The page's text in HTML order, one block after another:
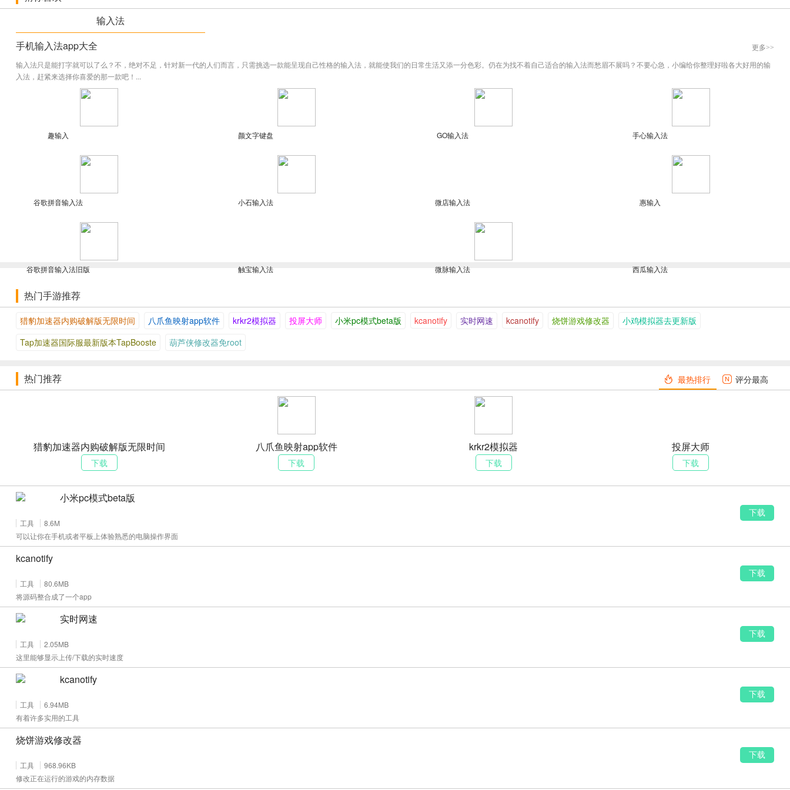
输入法
手机输入法app大全
更多>>
输入法只是能打字就可以了么？不，绝对不足，针对新一代的人们而言，只需挑选一款能呈现自己性格的输入法，就能使我们的日常生活又添一分色彩。仍在为找不着自己适合的输入法而愁眉不展吗？不要心急，小编给你整理好啦各大好用的输
入法，赶紧来选择你喜爱的那一款吧！...
趣输入 颜文字键盘 GO输入法 手心输入法
谷歌拼音输入法 小石输入法 微店输入法 惠输入
谷歌拼音输入法旧版 触宝输入法 微脉输入法 西瓜输入法
热门手游推荐
猎豹加速器内购破解版无限时间 八爪鱼映射app软件 krkr2模拟器 投屏大师 小米pc模式beta版 kcanotify 实时网速 kcanotify 烧饼游戏修改器
小鸡模拟器去更新版
Tap加速器国际服最新版本TapBooste
葫芦侠修改器免root
热门推荐 最热排行 评分最高
猎豹加速器内购破解版无限时间
下载
八爪鱼映射app软件
下载
krkr2模拟器
下载
投屏大师
下载
小米pc模式beta版
工具
8.6M
可以让你在手机或者平板上体验熟悉的电脑操作界面
下载
kcanotify
工具
80.6MB
将源码整合成了一个app
下载
实时网速
工具
2.05MB
这里能够显示上传/下载的实时速度
下载
kcanotify
工具
6.94MB
有着许多实用的工具
下载
烧饼游戏修改器
工具
968.96KB
修改正在运行的游戏的内存数据
下载